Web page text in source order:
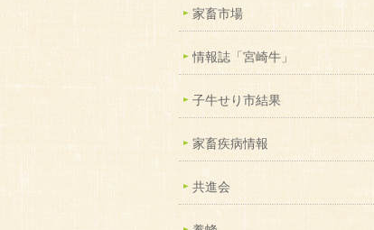
家畜市場
情報誌「宮崎牛」
子牛せり市結果
家畜疾病情報
共進会